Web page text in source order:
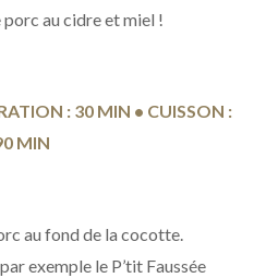
au cidre et miel !
: 30 MIN • CUISSON :
MIN
au fond de la cocotte.
exemple le P’tit Faussée